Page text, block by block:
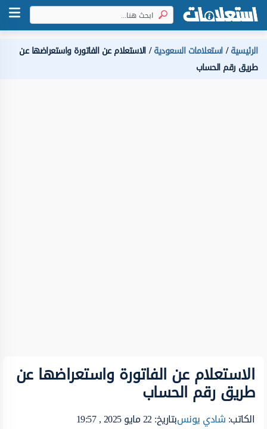
الرئيسية استعلامات السعودية الاستعلام عن الفاتورة واستعراضها عن
طريق رقم الحساب
الاستعلام عن الفاتورة واستعراضها عن
طريق رقم الحساب
الكاتب:شادي يونسبتاريخ: 22 مايو 2025 , 19:57